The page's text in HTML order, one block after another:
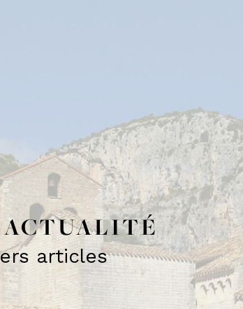
articles